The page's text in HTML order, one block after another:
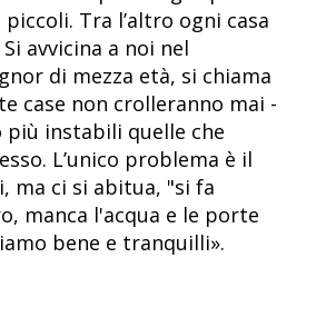
Tra l’altro ogni casa
avvicina a noi nel
di mezza età, si chiama
case non crolleranno mai -
instabili quelle che
L’unico problema è il
ma ci si abitua, "si fa
manca l'acqua e le porte
bene e tranquilli».